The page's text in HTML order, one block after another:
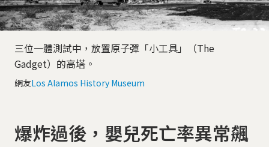
三位一體測試中，放置原子彈「小工具」（The
Gadget）的高塔。
網友Los Alamos History Museum
爆炸過後，嬰兒死亡率異常飆